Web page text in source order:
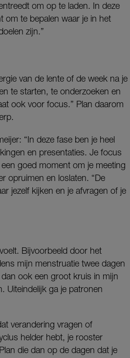
om op te laden. In deze
om te bepalen waar je in het
zijn.”
van de lente of de week na je
te starten, te onderzoeken en
ook voor focus.” Plan daarom
“In deze fase ben je heel
en presentaties. Je focus
goed moment om je meeting
opruimen en loslaten. “De
jezelf kijken en je afvragen of je
Bijvoorbeeld door het
mijn menstruatie twee dagen
dan ook een groot kruis in mijn
Uiteindelijk ga je patronen
verandering vragen of
helder hebt, je rooster
die dan op de dagen dat je